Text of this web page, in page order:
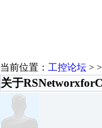
当前位置： 工控论坛 > >
关于